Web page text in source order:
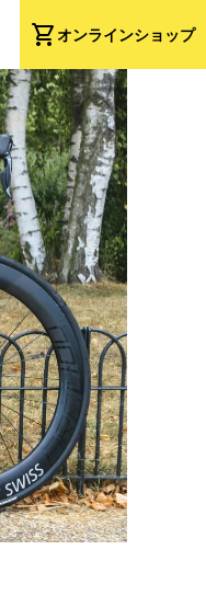
shopping_cartオンラインショップ